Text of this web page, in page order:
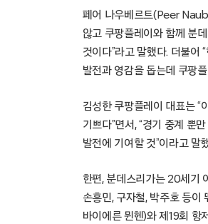
페어 나우베르트(Peer
않고 쿠팡플레이와 함께 분
것이다”라고 말했다. 더불어
발전과 영감을 돕는데 쿠팡
김성한 쿠팡플레이 대표는 “
기쁘다”면서, “경기 중계 뿐
발전에 기여할 것”이라고 말
한편, 분데스리가는 20세기
손흥민, 구자철, 박주호 등이
바이에른 뮌헨)와 제19회 항